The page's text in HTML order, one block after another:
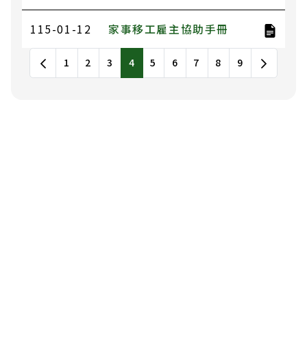
最新消息列表，包含標題和發布日期
115-01-12 家事移工雇主協助手冊
1 2 3 4 5 6 7 8 9